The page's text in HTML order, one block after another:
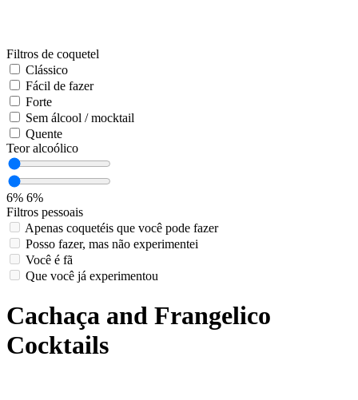
Filtros de coquetel
Clássico
Fácil de fazer
Forte
Sem álcool / mocktail
Quente
Teor alcoólico
6% 6%
Filtros pessoais
Apenas coquetéis que você pode fazer
Posso fazer, mas não experimentei
Você é fã
Que você já experimentou
Cachaça and Frangelico
Cocktails